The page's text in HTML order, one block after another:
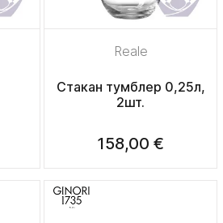
Reale
Стакан тумблер 0,25л,
2шт.
158,00 €